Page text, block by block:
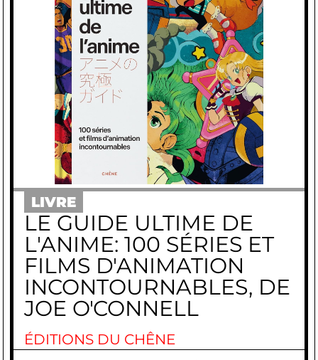
LIVRE
LE GUIDE ULTIME DE
L'ANIME: 100 SÉRIES ET
FILMS D'ANIMATION
INCONTOURNABLES, DE
JOE O'CONNELL
ÉDITIONS DU CHÊNE